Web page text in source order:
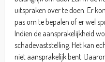
uitspraken over te doen. Er
pas om te bepalen of er wel
Indien de aansprakelijkheid
schadevaststelling. Het kan
niet aansprakelijk bent.